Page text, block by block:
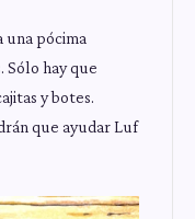
una pócima
Sólo hay que
y botes.
que ayudar Luf